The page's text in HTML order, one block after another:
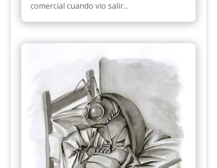
comercial cuando vio salir...